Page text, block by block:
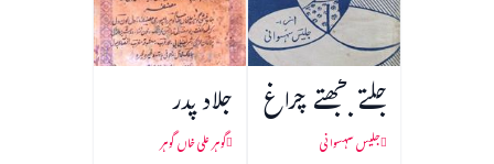
جلتے بجھتے چراغ
جلیس سہسوانی
جلاد پدر
گوہر علی خاں گوہر